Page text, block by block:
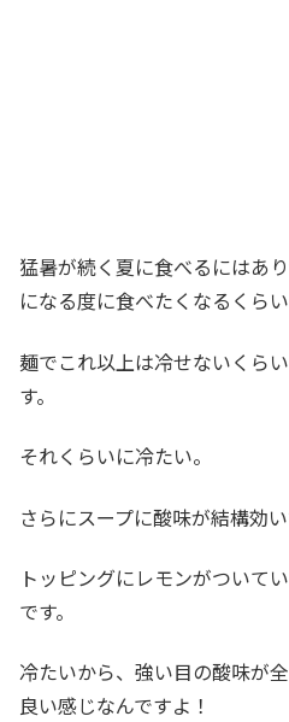
猛暑が続く夏に食べるにはあ
になる度に食べたくなるくらい
麺でこれ以上は冷せないくら
す。
それくらいに冷たい。
さらにスープに酸味が結構効い
トッピングにレモンがついて
です。
冷たいから、強い目の酸味が
良い感じなんですよ！